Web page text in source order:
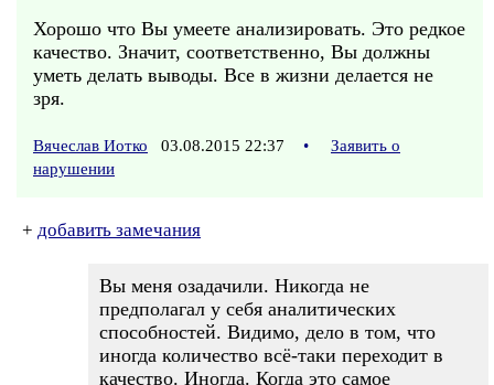
Хорошо что Вы умеете анализировать. Это редкое
качество. Значит, соответственно, Вы должны
уметь делать выводы. Все в жизни делается не
зря.
Вячеслав Иотко 03.08.2015 22:37 •
Заявить о
нарушении
+ добавить замечания
Вы меня озадачили. Никогда не
предполагал у себя аналитических
способностей. Видимо, дело в том, что
иногда количество всё-таки переходит в
качество. Иногда. Когда это самое